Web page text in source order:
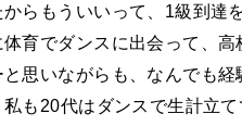
からもういいって、1級到達
育でダンスに出会って、
と思いながらも、なんでも
も20代はダンスで生計立